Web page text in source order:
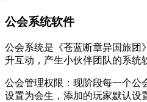
公会系统软件
公会系统是《苍蓝断章异国旅团
升互动，产生小伙伴团队的系统
公会管理权限：现阶段每一个公
设置为会生，添加的玩家默认设